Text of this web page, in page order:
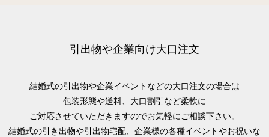
引出物や企業向け大口注文
結婚式の引出物や企業イベントなどの大口注文の場合は
包装形態や送料、大口割引など柔軟に
ご対応させていただきますのでお気軽にご相談下さい。
結婚式の引き出物や引出物宅配、企業様の各種イベントやお祝いな